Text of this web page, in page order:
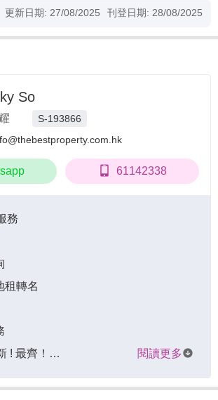
更新日期: 27/08/2025 刊登日期: 28/08/2025
So
S-193866
61142338
務
租轉名
! 最齊！…
閱讀更多